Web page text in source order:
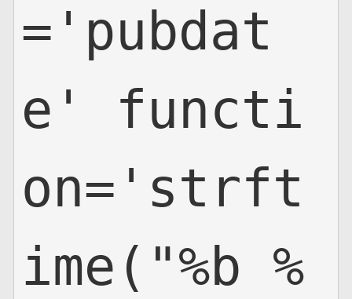
='pubdat
e' functi
on='strft
ime("%b %